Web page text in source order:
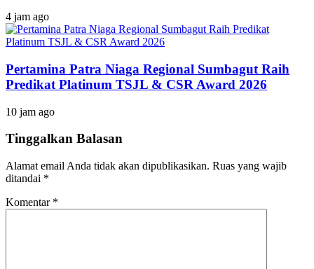
4 jam ago
Pertamina Patra Niaga Regional Sumbagut Raih
Predikat Platinum TSJL & CSR Award 2026
10 jam ago
Tinggalkan Balasan
Alamat email Anda tidak akan dipublikasikan. Ruas yang wajib
ditandai *
Komentar *